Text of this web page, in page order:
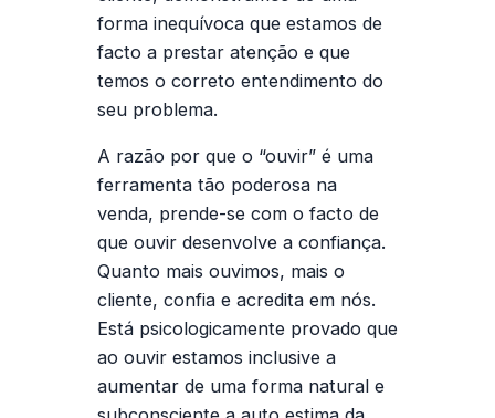
forma inequívoca que estamos de
facto a prestar atenção e que
temos o correto entendimento do
seu problema.
A razão por que o “ouvir” é uma
ferramenta tão poderosa na
venda, prende-se com o facto de
que ouvir desenvolve a confiança.
Quanto mais ouvimos, mais o
cliente, confia e acredita em nós.
Está psicologicamente provado que
ao ouvir estamos inclusive a
aumentar de uma forma natural e